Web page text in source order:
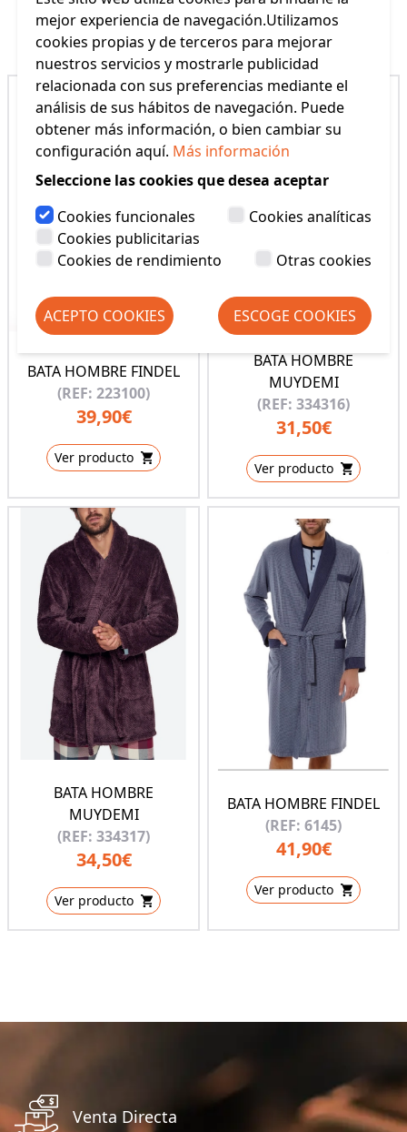
Productos Relacionados
BATA HOMBRE FINDEL
(REF: 223100)
39,90€
Ver producto
BATA HOMBRE
MUYDEMI
(REF: 334316)
31,50€
Ver producto
BATA HOMBRE
MUYDEMI
(REF: 334317)
34,50€
Ver producto
BATA HOMBRE FINDEL
(REF: 6145)
41,90€
Ver producto
Venta Directa
mejor experiencia de navegación.Utilizamos
cookies propias y de terceros para mejorar
nuestros servicios y mostrarle publicidad
relacionada con sus preferencias mediante el
análisis de sus hábitos de navegación. Puede
obtener más información, o bien cambiar su
configuración aquí. Más información
Seleccione las cookies que desea aceptar
Cookies funcionales
Cookies analíticas
Cookies publicitarias
Cookies de rendimiento
Otras cookies
ACEPTO COOKIES ESCOGE COOKIES